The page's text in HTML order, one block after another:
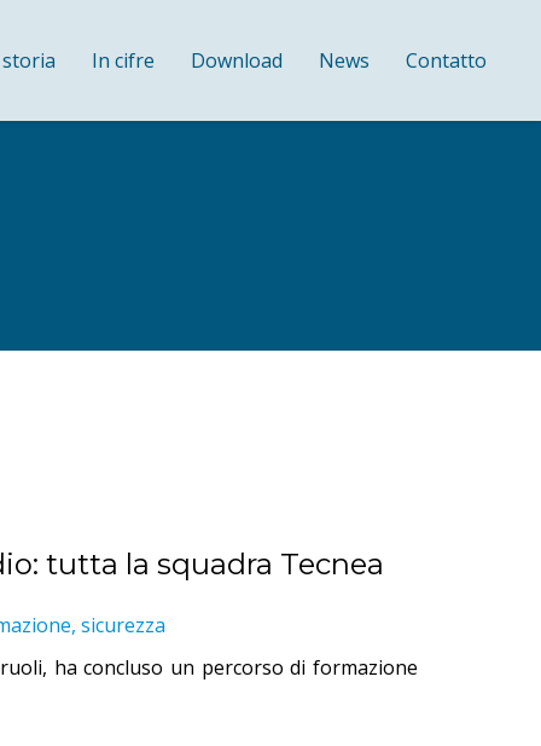
In cifre Download News Contatto
tutta la squadra Tecnea
sicurezza
ha concluso un percorso di formazione